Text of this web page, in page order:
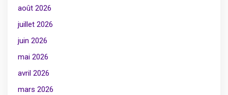
août 2026
juillet 2026
juin 2026
mai 2026
avril 2026
mars 2026